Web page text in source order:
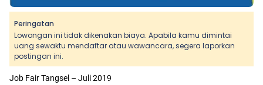
Peringatan
Lowongan ini tidak dikenakan biaya. Apabila kamu dimintai
uang sewaktu mendaftar atau wawancara, segera laporkan
postingan ini.
Job Fair Tangsel – Juli 2019